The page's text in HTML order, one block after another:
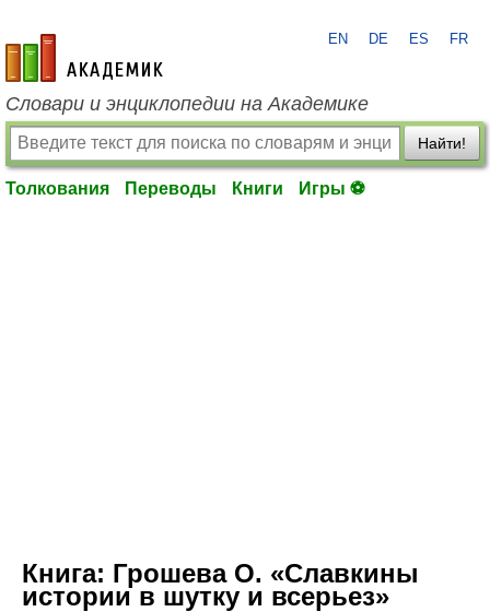
academic.ru
EN DE ES FR
Словари и энциклопедии на Академике
Найти!
Толкования Переводы Книги Игры ⚽
Книга: Грошева О. «Славкины
истории в шутку и всерьез»